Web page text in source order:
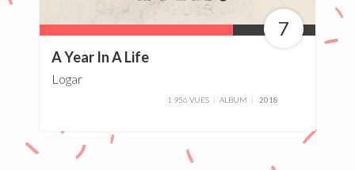
7
A Year In A Life
Logar
1 956 VUES ALBUM 2018